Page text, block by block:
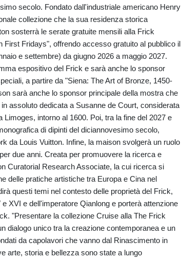
secolo. Fondato dall'industriale americano Henry
collezione che la sua residenza storica
sosterrà le serate gratuite mensili alla Frick
Fridays", offrendo accesso gratuito al pubblico il
e settembre) da giugno 2026 a maggio 2027.
espositivo del Frick e sarà anche lo sponsor
a partire da "Siena: The Art of Bronze, 1450-
sarà anche lo sponsor principale della mostra che
assoluto dedicata a Susanne de Court, considerata
intorno al 1600. Poi, tra la fine del 2027 e
di dipinti del diciannovesimo secolo,
da Louis Vuitton. Infine, la maison svolgerà un ruolo
due anni. Creata per promuovere la ricerca e
Curatorial Research Associate, la cui ricerca si
delle pratiche artistiche tra Europa e Cina nel
questi temi nel contesto delle proprietà del Frick,
XVI e dell'imperatore Qianlong e porterà attenzione
"Presentare la collezione Cruise alla The Frick
dialogo unico tra la creazione contemporanea e un
da capolavori che vanno dal Rinascimento in
arte, storia e bellezza sono state a lungo